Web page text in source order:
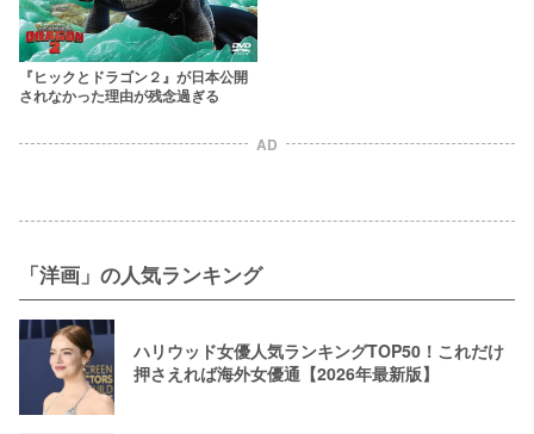
『ヒックとドラゴン２』が日本公開
されなかった理由が残念過ぎる
AD
「洋画」の人気ランキング
ハリウッド女優人気ランキングTOP50！これだけ
押さえれば海外女優通【2026年最新版】